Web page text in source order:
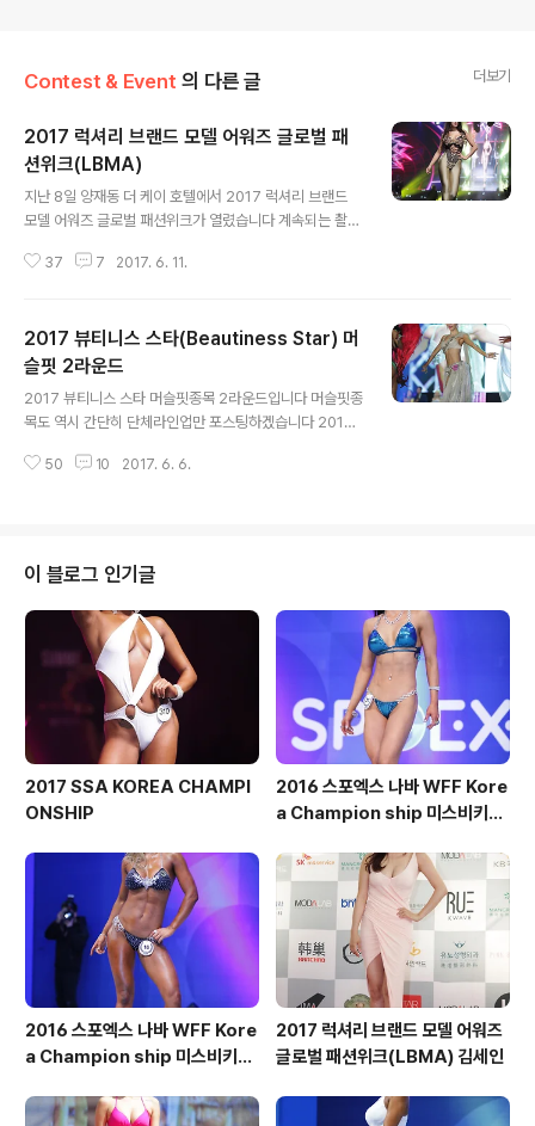
Contest & Event 의 다른 글 더보기
2017 럭셔리 브랜드 모델 어워즈 글로벌 패
션위크(LBMA)
지난 8일 양재동 더 케이 호텔에서 2017 럭셔리 브랜드
모델 어워즈 글로벌 패션위크가 열렸습니다 계속되는 촬영
포스팅하겠습니다 추후 상황보고 더 포스팅할지 말지 결정
37 7 2017. 6. 11.
2017 뷰티니스 스타(Beautiness Star) 머
슬핏 2라운드
2017 뷰티니스 스타 머슬핏종목 2라운드입니다 머슬핏종
목도 역시 간단히 단체라인업만 포스팅하겠습니다 2017
50 10 2017. 6. 6.
이 블로그 인기글
2017 SSA KOREA CHAMPI
ONSHIP
2016 스포엑스 나바 WFF Kore
a Champion ship 미스비키니
2016 스포엑스 나바 WFF Kore
a Champion ship 미스비키니
2017 럭셔리 브랜드 모델 어워즈
글로벌 패션위크(LBMA) 김세인